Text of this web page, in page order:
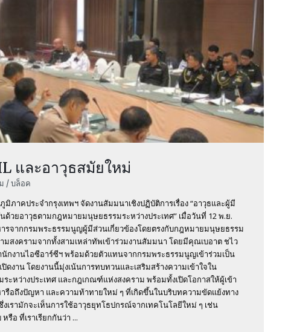
และอาวุธสมัยใหม่
/ บล็อค
ภาคประจำกรุงเทพฯ จัดงานสัมมนาเชิงปฏิบัติการเรื่อง “อาวุธและผู้มี
ด้วยอาวุธตามกฎหมายมนุษยธรรมระหว่างประเทศ” เมื่อวันที่ 12 พ.ย.
รจากกรมพระธรรมนูญผู้มีส่วนเกี่ยวข้องโดยตรงกับกฎหมายมนุษยธรรม
มสงครามจากทั้งสามเหล่าทัพเข้าร่วมงานสัมมนา โดยมีคุณเบอาต ชไว
นักงานไอซีอาร์ซีฯ พร้อมด้วยตัวแทนจากกรมพระธรรมนูญเข้าร่วมเป็น
ดงาน โดยงานนี้มุ่งเน้นการทบทวนและเสริมสร้างความเข้าใจใน
ะหว่างประเทศ และกฎเกณฑ์แห่งสงคราม พร้อมทั้งเปิดโอกาสให้ผู้เข้า
รือถึงปัญหา และความท้าทายใหม่ ๆ ที่เกิดขึ้นในบริบทความขัดแย้งทาง
เรามักจะเห็นการใช้อาวุธยุทโธปกรณ์จากเทคโนโลยีใหม่ ๆ เช่น
รือ ที่เราเรียกกันว่า ...